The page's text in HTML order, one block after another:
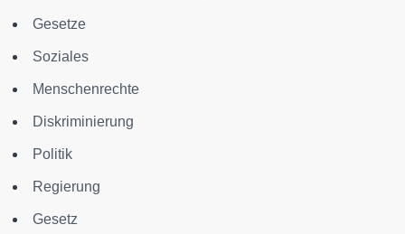
Gesetze
Soziales
Menschenrechte
Diskriminierung
Politik
Regierung
Gesetz